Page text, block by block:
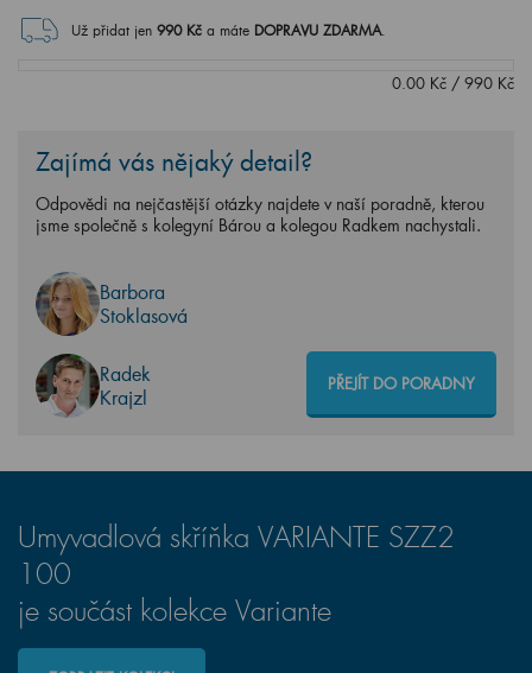
Už přidat jen 990Kč a máte DOPRAVU ZDARMA.
0.00 Kč / 990 Kč
Zajímá vás nějaký detail?
Odpovědi na nejčastější otázky najdete v naší poradně, kterou
jsme společně s kolegyní Bárou a kolegou Radkem nachystali.
Barbora
Stoklasová
Radek
Krajzl
PŘEJÍT DO PORADNY
Umyvadlová skříňka VARIANTE SZZ2
100
je součást kolekce Variante